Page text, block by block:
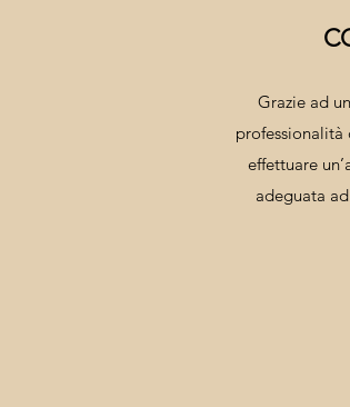
Grazie ad
professionalità
effettuare
adeguata